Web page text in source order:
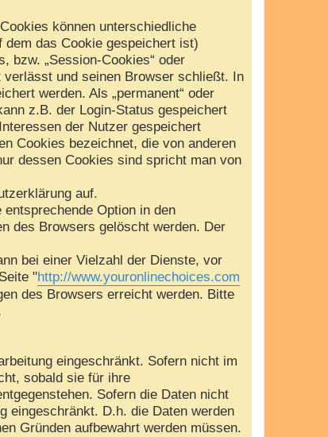
können unterschiedliche
dem das Cookie gespeichert ist)
bzw. „Session-Cookies“ oder
verlässt und seinen Browser schließt. In
werden. Als „permanent“ oder
z.B. der Login-Status gespeichert
der Nutzer gespeichert
Cookies bezeichnet, die von anderen
dessen Cookies sind spricht man von
auf.
Option in den
des Browsers gelöscht werden. Der
bei einer Vielzahl der Dienste, vor
"http://www.youronlinechoices.com
des Browsers erreicht werden. Bitte
eingeschränkt. Sofern nicht im
sobald sie für ihre
Sofern die Daten nicht
eingeschränkt. D.h. die Daten werden
Gründen aufbewahrt werden müssen.